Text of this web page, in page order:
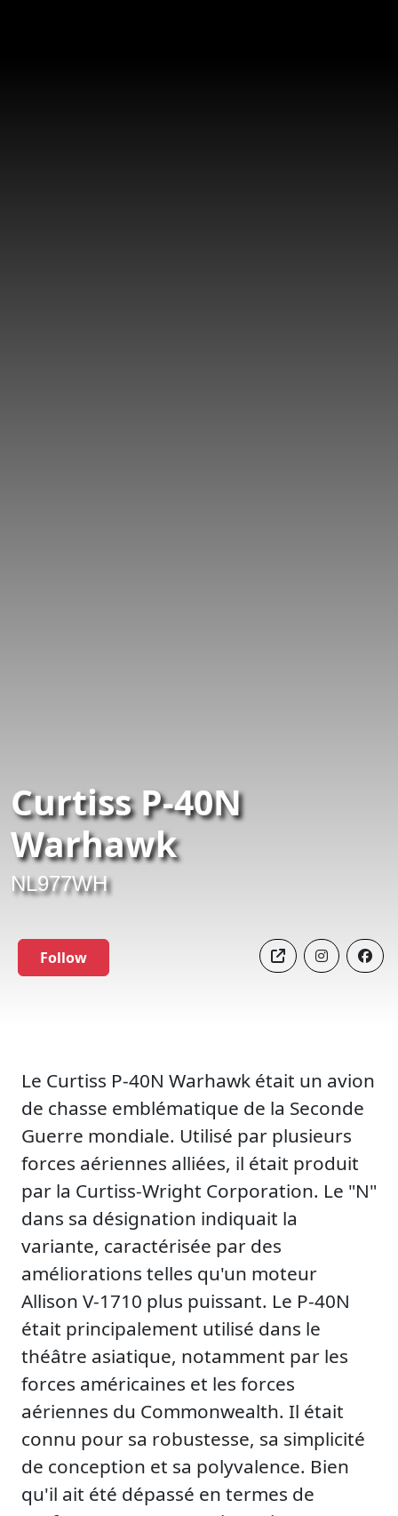
Curtiss P-40N
Warhawk
NL977WH
Follow
Le Curtiss P-40N Warhawk était un avion
de chasse emblématique de la Seconde
Guerre mondiale. Utilisé par plusieurs
forces aériennes alliées, il était produit
par la Curtiss-Wright Corporation. Le "N"
dans sa désignation indiquait la
variante, caractérisée par des
améliorations telles qu'un moteur
Allison V-1710 plus puissant. Le P-40N
était principalement utilisé dans le
théâtre asiatique, notamment par les
forces américaines et les forces
aériennes du Commonwealth. Il était
connu pour sa robustesse, sa simplicité
de conception et sa polyvalence. Bien
qu'il ait été dépassé en termes de